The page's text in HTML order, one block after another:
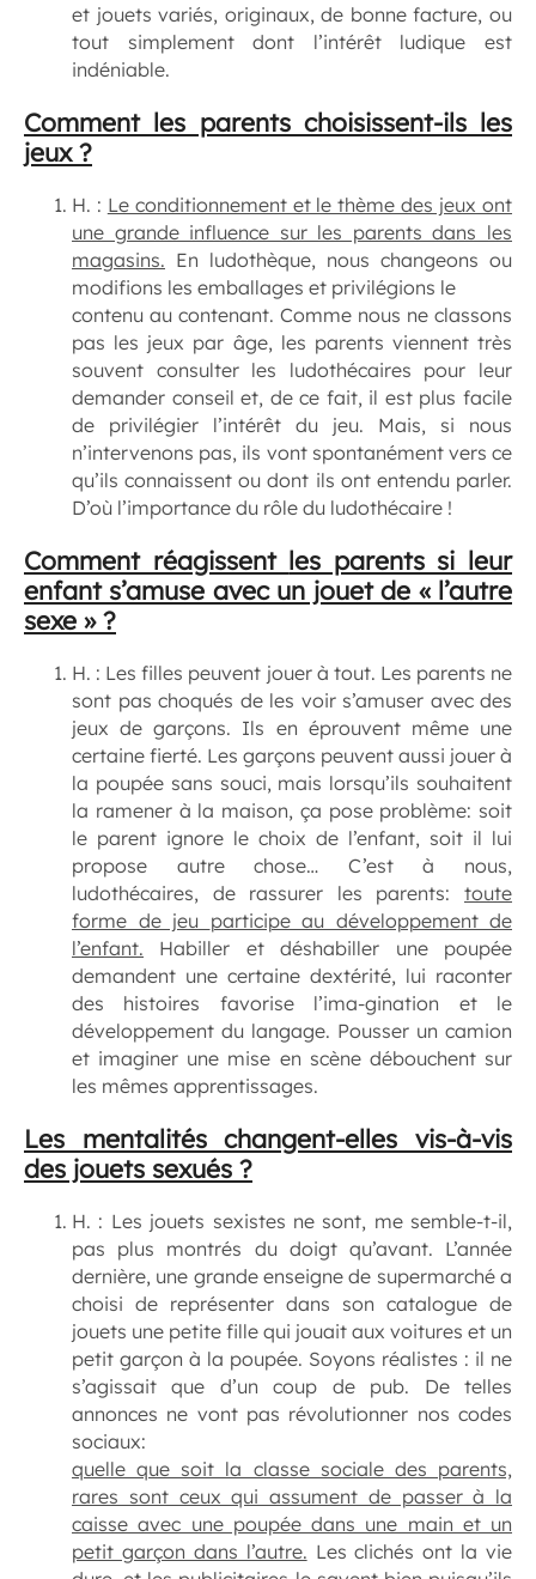
et jouets variés, originaux, de bonne facture, ou
tout simplement dont l’intérêt ludique est
indéniable.
Comment les parents choisissent-ils les
jeux ?
H. : Le conditionnement et le thème des jeux ont
une grande influence sur les parents dans les
magasins. En ludothèque, nous changeons ou
modifions les emballages et privilégions le
contenu au contenant. Comme nous ne classons
pas les jeux par âge, les parents viennent très
souvent consulter les ludothécaires pour leur
demander conseil et, de ce fait, il est plus facile
de privilégier l’intérêt du jeu. Mais, si nous
n’intervenons pas, ils vont spontanément vers ce
qu’ils connaissent ou dont ils ont entendu parler.
D’où l’importance du rôle du ludothécaire !
Comment réagissent les parents si leur
enfants’amuse avec un jouet de « l’autre
sexe » ?
H. : Les filles peuvent jouer à tout. Les parents ne
sont pas choqués de les voir s’amuser avec des
jeux de garçons. Ils en éprouvent même une
certaine fierté. Les garçons peuvent aussi jouer à
la poupée sans souci, mais lorsqu’ils souhaitent
la ramener à la maison, ça pose problème: soit
le parent ignore le choix de l’enfant, soit il lui
propose autre chose… C’est à nous,
ludothécaires, de rassurer les parents: toute
forme de jeu participe au développement de
l’enfant. Habiller et déshabiller une poupée
demandent une certaine dextérité, lui raconter
des histoires favorise l’ima-gination et le
développement du langage. Pousser un camion
et imaginer une mise en scène débouchent sur
les mêmes apprentissages.
Les mentalités changent-elles vis-à-vis
des jouets sexués ?
H. : Les jouets sexistes ne sont, me semble-t-il,
pas plus montrés du doigt qu’avant. L’année
dernière, une grande enseigne de supermarché a
choisi de représenter dans son catalogue de
jouets une petite fille qui jouait aux voitures et un
petit garçon à la poupée. Soyons réalistes : il ne
s’agissait que d’un coup de pub. De telles
annonces ne vont pas révolutionner nos codes
sociaux:
quelle que soit la classe sociale des parents,
rares sont ceux qui assument de passer à la
caisse avec une poupée dans une main et un
petit garçon dans l’autre. Les clichés ont la vie